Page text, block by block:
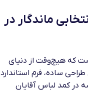
ماندگار در
که هیچ‌وقت از دنیای
ساده، فرم استاندارد
در کمد لباس آقایان